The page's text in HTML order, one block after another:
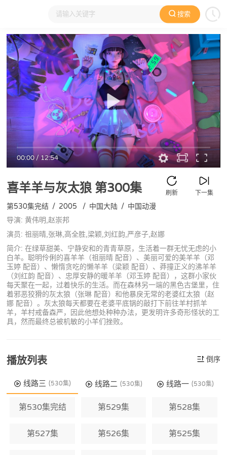
搜索
大家在看 日本动漫 国产动漫 欧美动漫 动漫电影
00:00/12:54
喜羊羊与灰太狼第300集 下一集
刷新
第530集完结 / 2005 / 中国大陆 / 中国动漫
导演: 黄伟明,赵崇邦
演员: 祖丽晴,张琳,高全胜,梁颖,刘红韵,严彦子,赵娜
简介: 在绿草甜美、宁静安和的青青草原，生活着一群无忧无虑的小
白羊。聪明伶俐的喜羊羊（祖丽晴 配音）、美丽可爱的美羊羊（邓
玉婷 配音）、懒惰贪吃的懒羊羊（梁颖 配音）、莽撞正义的沸羊羊
（刘红韵 配音）、忠厚安静的暖羊羊（邓玉婷 配音），这群小家伙
每天聚在一起，过着快乐的生活。而在森林另一端的黑色古堡里，住
着邪恶狡猾的灰太狼（张琳 配音）和他暴戾无常的老婆红太狼（赵
娜 配音）。灰太狼每天都要在老婆平底锅的敲打下前往羊村抓羊
羊，羊村戒备森严，因此他想处种种办法，更发明许多奇形怪状的工
具，然而最终总被机敏的小羊们挫败。
播放列表 倒序
线路三 (530集) 线路二 (530集) 线路一 (530集)
第530集完结 第529集 第528集
第527集 第526集 第525集